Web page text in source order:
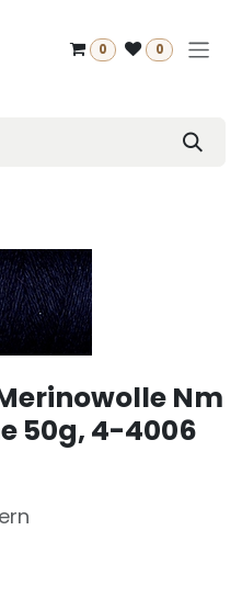
0 0
Nm
50g, 4-4006